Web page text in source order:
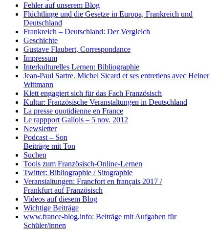
Fehler auf unserem Blog
Flüchtlinge und die Gesetze in Europa, Frankreich und
Deutschland
Frankreich – Deutschland: Der Vergleich
Geschichte
Gustave Flaubert, Correspondance
Impressum
Interkulturelles Lernen: Bibliographie
Jean-Paul Sartre. Michel Sicard et ses entretiens avec Heiner
Wittmann
Klett engagiert sich für das Fach Französisch
Kultur: Französische Veranstaltungen in Deutschland
La presse quotidienne en France
Le rappport Gallois – 5 nov. 2012
Newsletter
Podcast – Son
Beiträge mit Ton
Suchen
Tools zum Französisch-Online-Lernen
Twitter: Bibliographie / Sitographie
Veranstaltungen: Francfort en français 2017 /
Frankfurt auf Französisch
Videos auf diesem Blog
Wichtige Beiträge
www.france-blog.info: Beiträge mit Aufgaben für
Schüler/innen